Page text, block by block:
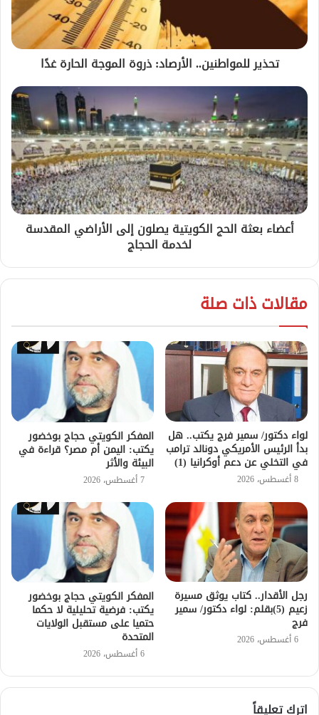
تحذير للمواطنين.. الأرصاد: ذروة الموجة الحارة غدًا
أعضاء بعثة الحج الكويتية يصلون إلى الأراضي المقدسة
لخدمة الحجاج
مقالات ذات صلة
لواء دكتور/ سمير فرج يكتب.. هل
بدأ الرئيس الأمريكي دونالد ترامب
في التخلي عن دعم أوكرانيا (1)
8 أغسطس، 2026
المفكر الكويتي حجاج بوخضور
يكتب: اليمن أم مصر؟ قراءة في
البيئة والأثر
7 أغسطس، 2026
رجل الأقدار.. كتاب يوثق مسيرة
زعيم (5)بقلم: لواء دكتور/ سمير
فرج
6 أغسطس، 2026
المفكر الكويتي حجاج بوخضور
يكتب: فرضية تحليلية لا حكما
حتميا على مستقبل الولايات
المتحدة
6 أغسطس، 2026
اترك تعليقاً